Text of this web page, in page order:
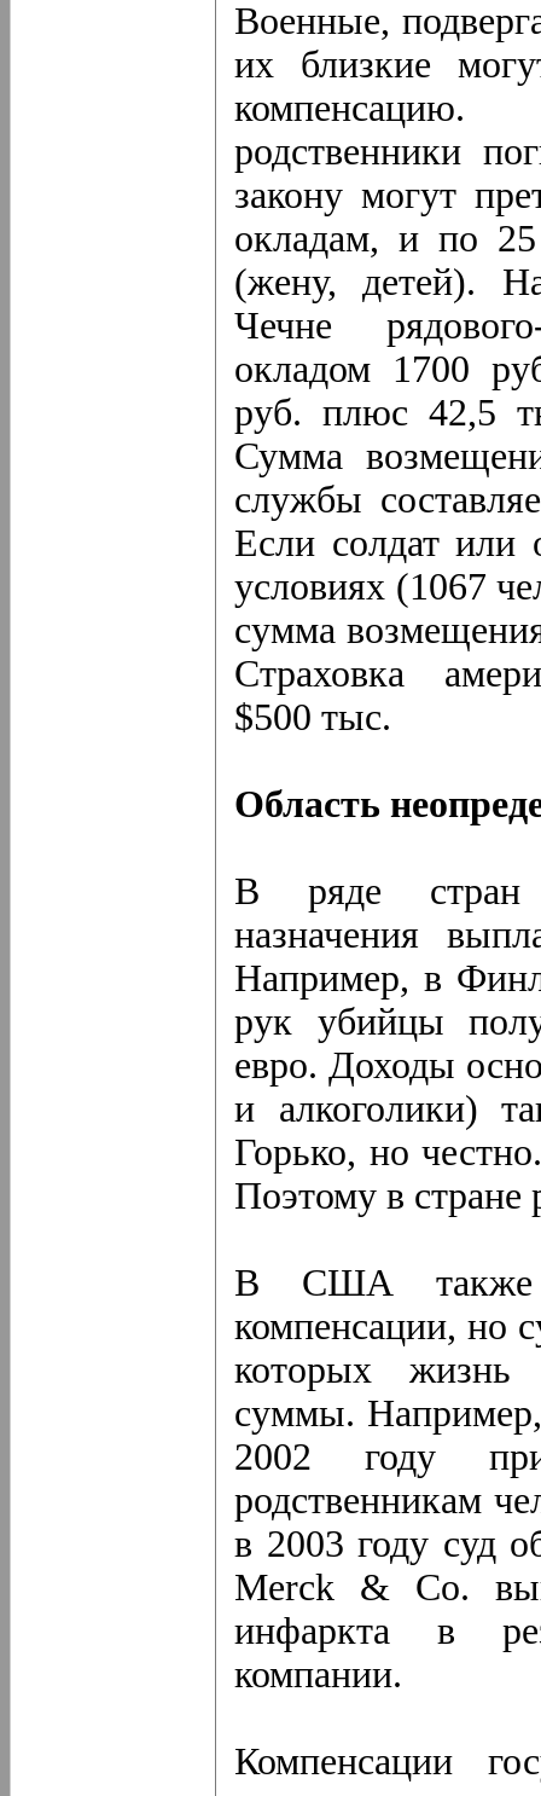
Военные,
их близкие
родственники
закону могут
окладам, и по
(жену, детей).
Чечне
окладом 1700
руб. плюс 42,5
Сумма
службы
Если солдат или
условиях (1067
сумма
Страховка
$500 тыс.
Область
В ряде стран
назначения
Например, в
рук убийцы
евро. Доходы
и алкоголики)
Горько, но
Поэтому в стране
В США также
компенсации, но
которых жизнь
суммы.
2002 году
родственникам
в 2003 году суд
Merck & Co.
инфаркта в
компании.
Компенсации